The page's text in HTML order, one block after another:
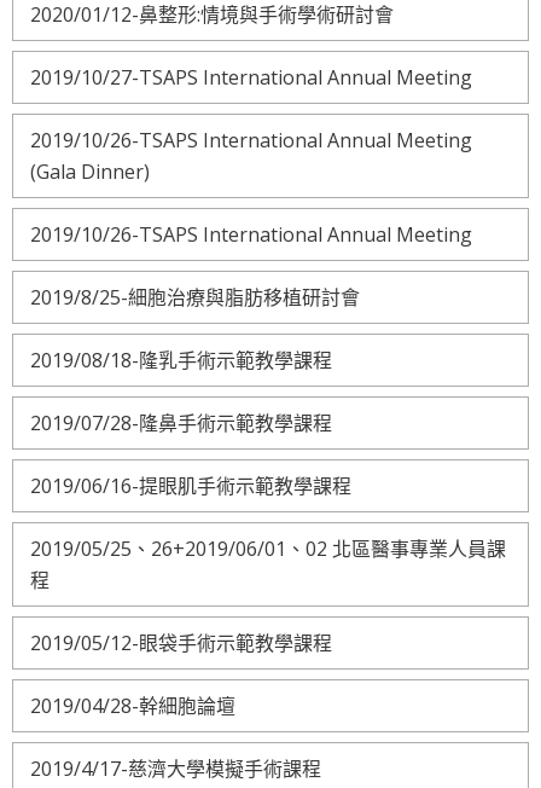
2020/01/12-鼻整形:情境與手術學術研討會
2019/10/27-TSAPS International Annual Meeting
2019/10/26-TSAPS International Annual Meeting
(Gala Dinner)
2019/10/26-TSAPS International Annual Meeting
2019/8/25-細胞治療與脂肪移植研討會
2019/08/18-隆乳手術示範教學課程
2019/07/28-隆鼻手術示範教學課程
2019/06/16-提眼肌手術示範教學課程
2019/05/25、26+2019/06/01、02 北區醫事專業人員課
程
2019/05/12-眼袋手術示範教學課程
2019/04/28-幹細胞論壇
2019/4/17-慈濟大學模擬手術課程